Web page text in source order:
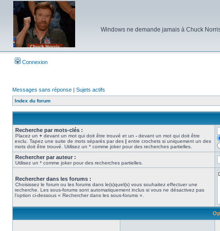
Windows ne demande jamais à Chuck
Connexion
Messages sans réponse | Sujets actifs
Index du forum
Recherche par mots-clés :
Placez un + devant un mot qui doit être trouvé et un - devant un mot qui doit être
exclu. Tapez une suite de mots séparés par des | entre crochets si uniquement un des
mots doit être trouvé. Utilisez un * comme joker pour des recherches partielles.
Rechercher par auteur :
Utilisez un * comme joker pour des recherches partielles.
Rechercher dans les forums :
Choisissez le forum ou les forums dans le(s)quel(s) vous souhaitez effectuer une
recherche. Les sous-forums sont automatiquement inclus si vous ne désactivez pas
l’option ci-dessous « Rechercher dans les sous-forums ».